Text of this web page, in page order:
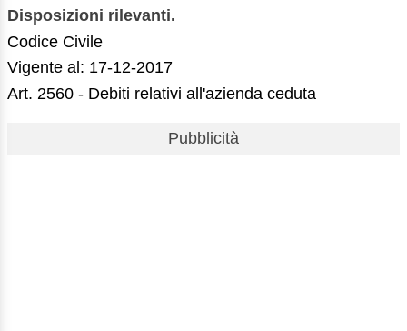
Disposizioni rilevanti.
Codice Civile
Vigente al: 17-12-2017
Art. 2560 - Debiti relativi all'azienda ceduta
Pubblicità